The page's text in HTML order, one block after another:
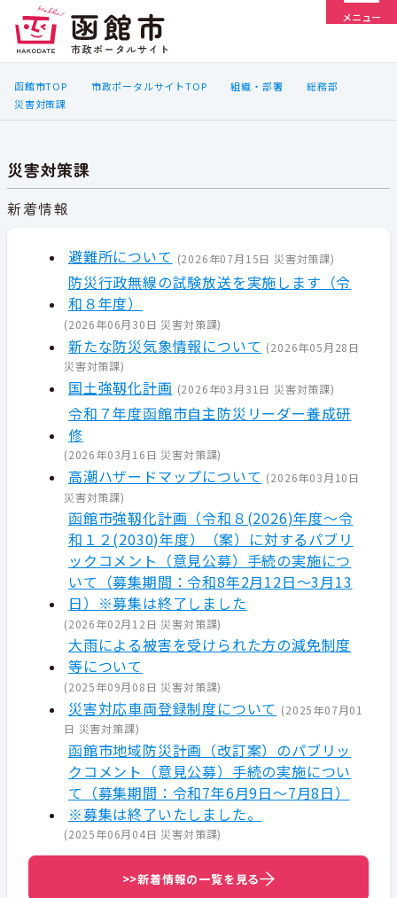
メニュー
函館市TOP 市政ポータルサイトTOP 組織・部署
総務部
災害対策課
災害対策課
新着情報
避難所について (2026年07月15日 災害対策課)
防災行政無線の試験放送を実施します（令
和８年度）
(2026年06月30日 災害対策課)
新たな防災気象情報について (2026年05月28日
災害対策課)
国土強靱化計画 (2026年03月31日 災害対策課)
令和７年度函館市自主防災リーダー養成研
修
(2026年03月16日 災害対策課)
高潮ハザードマップについて (2026年03月10日
災害対策課)
函館市強靱化計画（令和８(2026)年度～令
和１２(2030)年度）（案）に対するパブリ
ックコメント（意見公募）手続の実施につ
いて（募集期間：令和8年2月12日～3月13
日）※募集は終了しました
(2026年02月12日 災害対策課)
大雨による被害を受けられた方の減免制度
等について
(2025年09月08日 災害対策課)
災害対応車両登録制度について (2025年07月01
日 災害対策課)
函館市地域防災計画（改訂案）のパブリッ
クコメント（意見公募）手続の実施につい
て（募集期間：令和7年6月9日～7月8日）
※募集は終了いたしました。
(2025年06月04日 災害対策課)
>>新着情報の一覧を見る